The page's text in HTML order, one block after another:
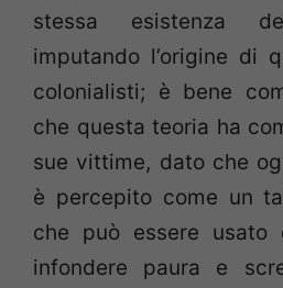
stessa esistenza
imputando l’origine di
colonialisti; è bene
che questa teoria ha
sue vittime, dato che
è percepito come un
che può essere usato
infondere paura e